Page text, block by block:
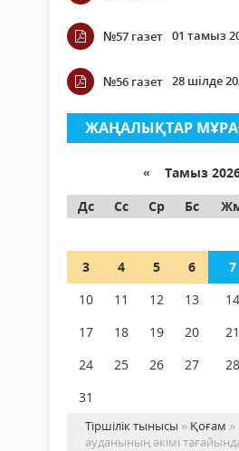
№57 газет 01 тамыз
№56 газет 28 шілде
ЖАҢАЛЫҚТАР
« Тамыз
Дс
Сс Ср Бс
3
4 5 6 7
10
11 12 13 14
17
18 19 20 21
24
25 26 27 28
31
Тіршілік тынысы » Қоғам »
ауданының әкімі